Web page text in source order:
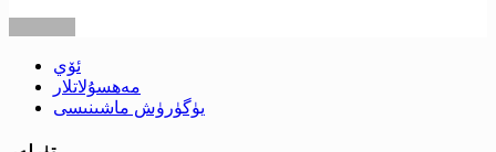
ئۆي
مەھسۇلاتلار
يۈگۈرۈش ماشىنىسى